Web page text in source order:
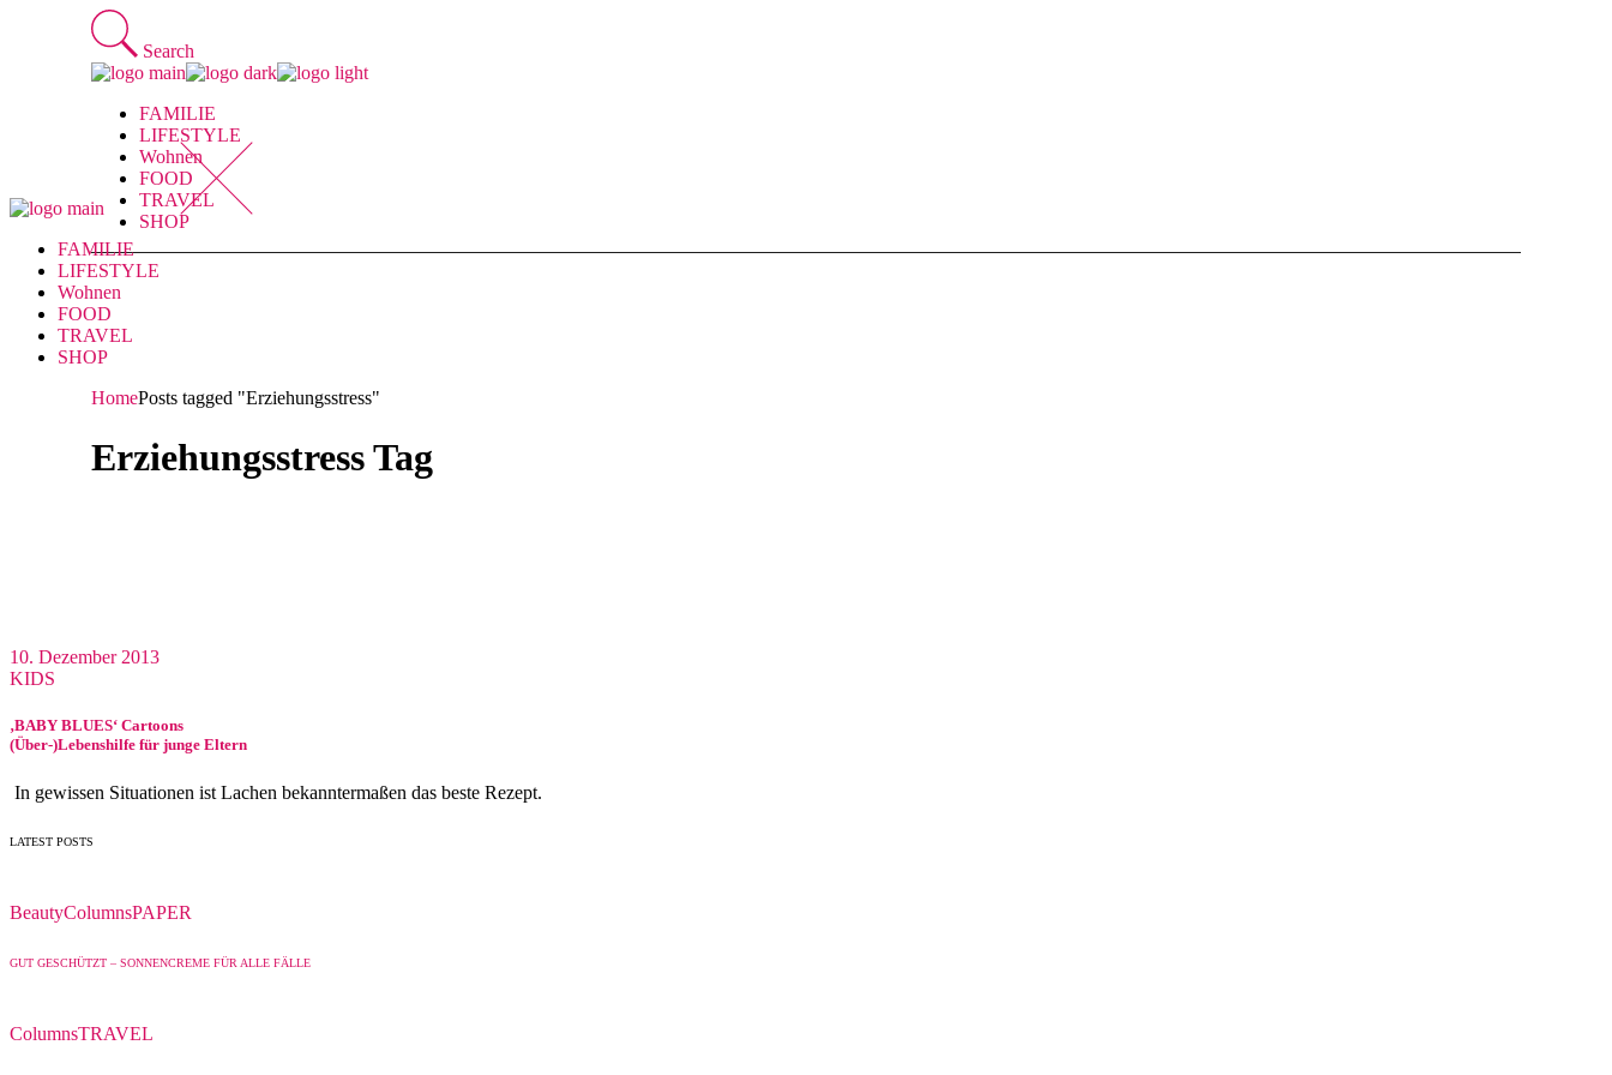
Search
FAMILIE
LIFESTYLE
Wohnen
FOOD
TRAVEL
SHOP
FAMILIE
LIFESTYLE
Wohnen
FOOD
TRAVEL
SHOP
HomePosts tagged "Erziehungsstress"
Erziehungsstress Tag
10. Dezember 2013
KIDS
‚BABY BLUES‘ Cartoons
(Über-)Lebenshilfe für junge Eltern
In gewissen Situationen ist Lachen bekanntermaßen das beste Rezept.
LATEST POSTS
BeautyColumnsPAPER
GUT GESCHÜTZT – SONNENCREME FÜR ALLE FÄLLE
ColumnsTRAVEL